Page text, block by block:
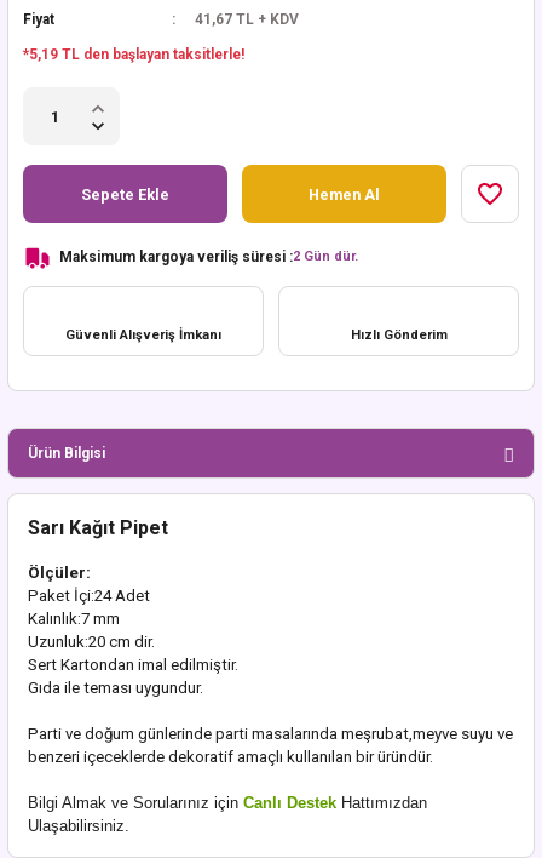
Fiyat 41,67 TL + KDV
*5,19 TL den başlayan taksitlerle!
Sepete Ekle Hemen Al
Maksimum kargoya veriliş süresi :2 Gün dür.
Güvenli Alışveriş İmkanı Hızlı Gönderim
Ürün Bilgisi
Sarı Kağıt Pipet
Ölçüler:
Paket İçi:24 Adet
Kalınlık:7 mm
Uzunluk:20 cm dir.
Sert Kartondan imal edilmiştir.
Gıda ile teması uygundur.
Parti ve doğum günlerinde parti masalarında meşrubat,meyve suyu ve
benzeri içeceklerde dekoratif amaçlı kullanılan bir üründür.
Bilgi Almak ve Sorularınız için Canlı Destek Hattımızdan
Ulaşabilirsiniz.